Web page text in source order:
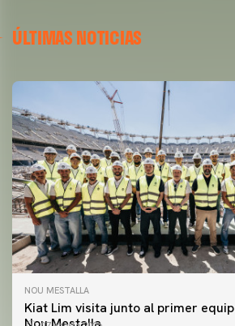
ÚLTIMAS NOTICIAS
NOU MESTALLA
Kiat Lim visita junto al primer